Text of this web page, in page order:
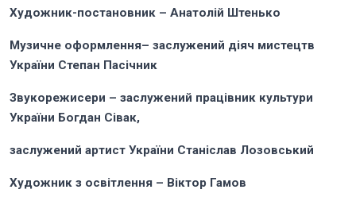
Художник-постановник – Анатолій Штенько
Музичне оформлення– заслужений діяч мистецтв
України Степан Пасічник
Звукорежисери – заслужений працівник культури
України Богдан Сівак,
заслужений артист України Станіслав Лозовський
Художник з освітлення – Віктор Гамов